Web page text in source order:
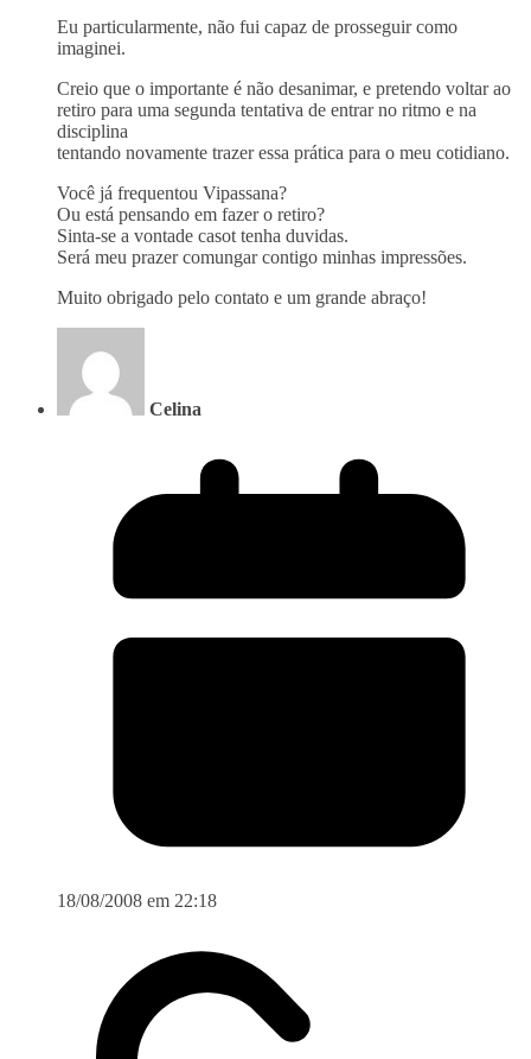
Eu particularmente, não fui capaz de prosseguir como
imaginei.
Creio que o importante é não desanimar, e pretendo voltar ao
retiro para uma segunda tentativa de entrar no ritmo e na
disciplina
tentando novamente trazer essa prática para o meu cotidiano.
Você já frequentou Vipassana?
Ou está pensando em fazer o retiro?
Sinta-se a vontade casot tenha duvidas.
Será meu prazer comungar contigo minhas impressões.
Muito obrigado pelo contato e um grande abraço!
Celina
18/08/2008 em 22:18